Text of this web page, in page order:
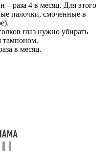
раза 4 в месяц. Для этого
палочки, смоченные в
глаз нужно убирать
тампоном.
в месяц.